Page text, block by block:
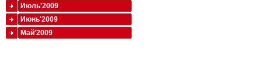
Июль'2009
Июнь'2009
Май'2009